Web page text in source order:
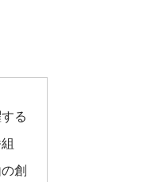
る
創